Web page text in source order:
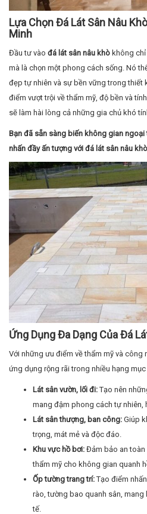
Lựa Chọn Đá Lát Sân Nâu
Minh
Đầu tư vào đá lát sân nâu khò không chỉ
mà là chọn một phong cách sống. Nó
đẹp tự nhiên và sự bền vững trong thiết
điểm vượt trội về thẩm mỹ, độ bền và
sẽ làm hài lòng cả những gia chủ khó
Bạn đã sẵn sàng biến không gian
nhấn đầy ấn tượng với đá lát sân nâu
Ứng Dụng Đa Dạng Của Đá
Với những ưu điểm về thẩm mỹ và công
ứng dụng rộng rãi trong nhiều hạng
Lát sân vườn, lối đi:Tạo nên
mang đậm phong cách tự nhiên,
Lát sân thượng, ban công: Giúp
trọng, mát mẻ và độc đáo.
Khu vực hồ bơi: Đảm bảo an toàn
thẩm mỹ cho không gian quanh
Ốp tường trang trí:Tạo điểm
rào, tường bao quanh sân,
tế.